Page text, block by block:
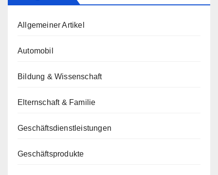
Allgemeiner Artikel
Automobil
Bildung & Wissenschaft
Elternschaft & Familie
Geschäftsdienstleistungen
Geschäftsprodukte